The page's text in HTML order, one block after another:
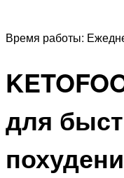
Время работы:
для